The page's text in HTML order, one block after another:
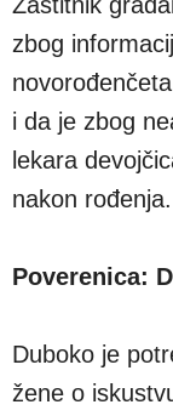
zbog
i da je zbog
lekara
nakon rođenja.
Poverenica:
Duboko je
žene o